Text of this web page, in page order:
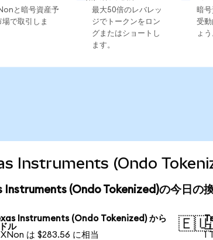
と暗号資産予
場で取引しま
最大50倍のレバレッ
ジでトークンをロン
グまたはショートし
ます。
暗
受動
ょう
Instruments (Ondo
Instruments (Ondo Tokenized)の今日の
Instruments (Ondo Tokenized) から
ル
は $283.56 に相当
🇪🇺
1